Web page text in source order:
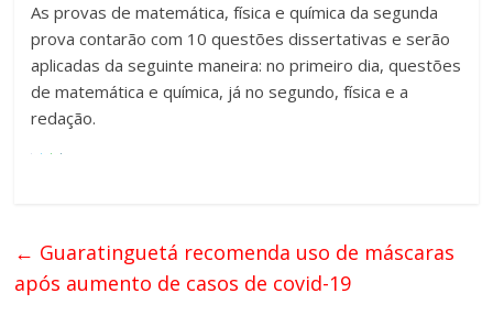
As provas de matemática, física e química da segunda
prova contarão com 10 questões dissertativas e serão
aplicadas da seguinte maneira: no primeiro dia, questões
de matemática e química, já no segundo, física e a
redação.
← Guaratinguetá recomenda uso de máscaras
após aumento de casos de covid-19